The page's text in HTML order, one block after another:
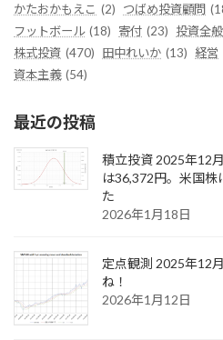
かたおかもえこ (2) つばめ投資顧問
フットボール (18) 寄付 (23) 投資全般
株式投資 (470) 田中れいか (13) 経営
資本主義 (54)
最近の投稿
積立投資 2025年12
は36,372円。米国株
た
2026年1月18日
定点観測 2025年12
ね！
2026年1月12日